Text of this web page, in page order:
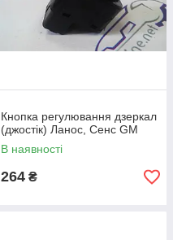
Кнопка регулювання дзеркал
(джостік) Ланос, Сенс GM
В наявності
264 ₴